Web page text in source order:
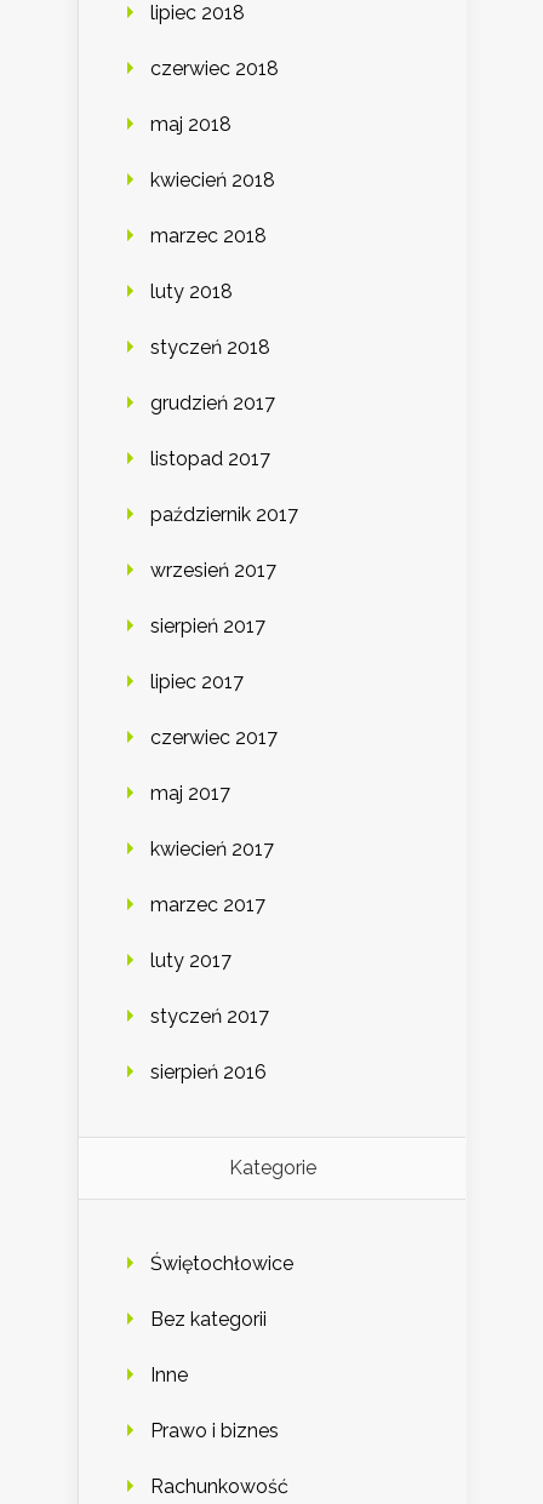
lipiec 2018
czerwiec 2018
maj 2018
kwiecień 2018
marzec 2018
luty 2018
styczeń 2018
grudzień 2017
listopad 2017
październik 2017
wrzesień 2017
sierpień 2017
lipiec 2017
czerwiec 2017
maj 2017
kwiecień 2017
marzec 2017
luty 2017
styczeń 2017
sierpień 2016
Kategorie
Świętochłowice
Bez kategorii
Inne
Prawo i biznes
Rachunkowość